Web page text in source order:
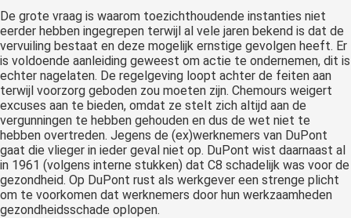
De grote vraag is waarom toezichthoudende instanties niet
eerder hebben ingegrepen terwijl al vele jaren bekend is dat de
vervuiling bestaat en deze mogelijk ernstige gevolgen heeft. Er
is voldoende aanleiding geweest om actie te ondernemen, dit is
echter nagelaten. De regelgeving loopt achter de feiten aan
terwijl voorzorg geboden zou moeten zijn. Chemours weigert
excuses aan te bieden, omdat ze stelt zich altijd aan de
vergunningen te hebben gehouden en dus de wet niet te
hebben overtreden. Jegens de (ex)werknemers van DuPont
gaat die vlieger in ieder geval niet op. DuPont wist daarnaast al
in 1961 (volgens interne stukken) dat C8 schadelijk was voor de
gezondheid. Op DuPont rust als werkgever een strenge plicht
om te voorkomen dat werknemers door hun werkzaamheden
gezondheidsschade oplopen.